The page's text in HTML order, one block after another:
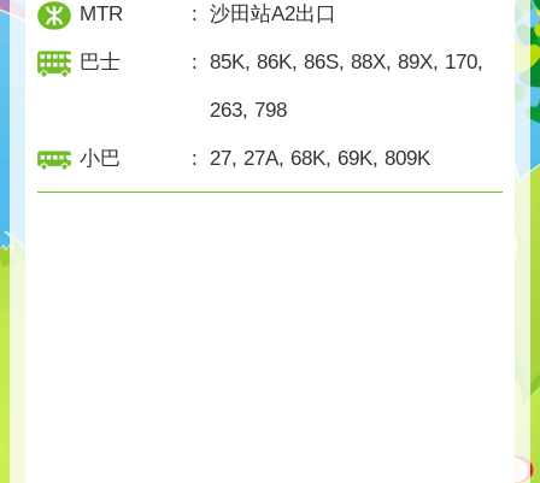
MTR : 沙田站A2出口
巴士 : 85K, 86K, 86S, 88X, 89X, 170,
263, 798
小巴 : 27, 27A, 68K, 69K, 809K